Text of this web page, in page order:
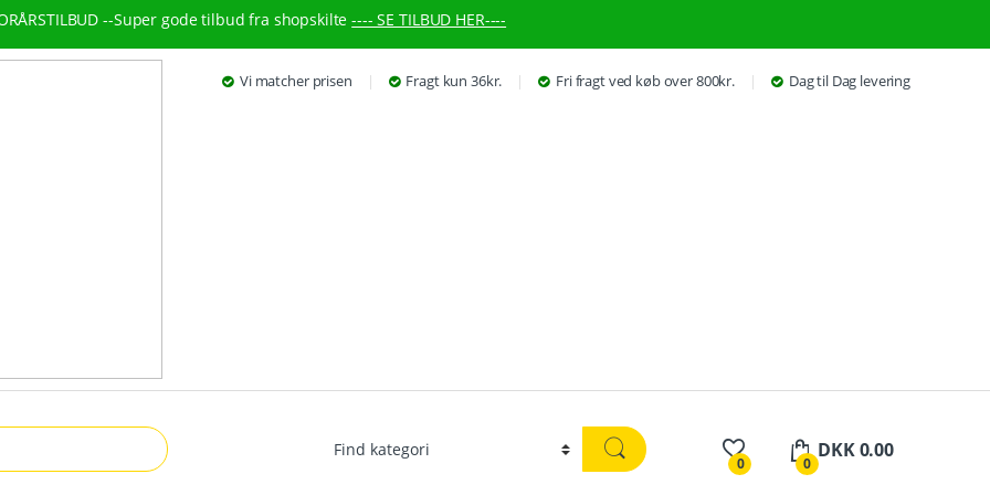
--Super gode tilbud fra shopskilte ---- SE TILBUD HER----
Vi matcher prisen Fragt kun 36kr. Fri fragt ved køb over 800kr. Dag til Dag levering
0 0
DKK0.00